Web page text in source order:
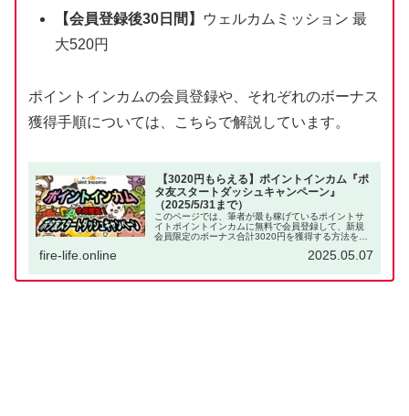
【会員登録後30日間】
ウェルカムミッション 最
大520円
ポイントインカムの会員登録や、それぞれのボーナス
獲得手順については、こちらで解説しています。
【3020円もらえる】ポイントインカム『ポ
タ友スタートダッシュキャンペーン』
（2025/5/31まで）
このページでは、筆者が最も稼げているポイントサ
イトポイントインカムに無料で会員登録して、新規
会員限定のボーナス合計3020円を獲得する方法を解
してポイ活だけで生活している筆者が、ポイ活初心...
fire-life.online 2025.05.07